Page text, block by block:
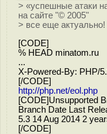
> «успешные атаки
на сайте "© 2005"
> все еще актуально!
[CODE]
% HEAD minatom.ru
...
X-Powered-By: PHP/
[/CODE]
http://php.net/eol.php
[CODE]Unsupported
Branch Date Last
5.3 14 Aug 2014 2
[/CODE]